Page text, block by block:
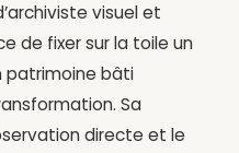
visuel et
de fixer sur la toile un
patrimoine bâti
Sa
directe et le